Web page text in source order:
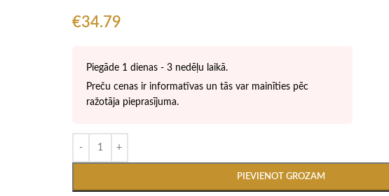
€34.79
Piegāde 1 dienas - 3 nedēļu laikā.
Preču cenas ir informatīvas un tās var mainīties pēc
ražotāja pieprasījuma.
PIEVIENOT GROZAM